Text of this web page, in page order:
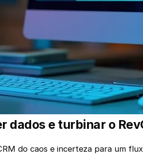
dados e turbinar o
do caos e incerteza para um